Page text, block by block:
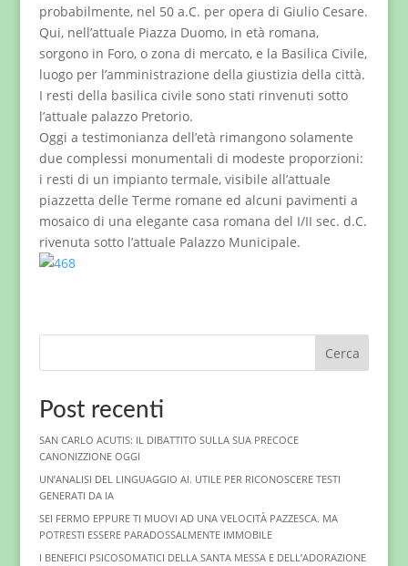
probabilmente, nel 50 a.C. per opera di Giulio Cesare.
Qui, nell’attuale Piazza Duomo, in età romana,
sorgono in Foro, o zona di mercato, e la Basilica Civile,
luogo per l’amministrazione della giustizia della città.
I resti della basilica civile sono stati rinvenuti sotto
l’attuale palazzo Pretorio.
Oggi a testimonianza dell’età rimangono solamente
due complessi monumentali di modeste proporzioni:
i resti di un impianto termale, visibile all’attuale
piazzetta delle Terme romane ed alcuni pavimenti a
mosaico di una elegante casa romana del I/II sec. d.C.
rivenuta sotto l’attuale Palazzo Municipale.
Cerca
Post recenti
SAN CARLO ACUTIS: IL DIBATTITO SULLA SUA PRECOCE
CANONIZZIONE OGGI
UN’ANALISI DEL LINGUAGGIO AI. UTILE PER RICONOSCERE TESTI
GENERATI DA IA
SEI FERMO EPPURE TI MUOVI AD UNA VELOCITÀ PAZZESCA. MA
POTRESTI ESSERE PARADOSSALMENTE IMMOBILE
I BENEFICI PSICOSOMATICI DELLA SANTA MESSA E DELL’ADORAZIONE